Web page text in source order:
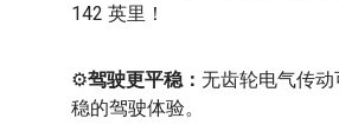
142 英里！
⚙️驾驶更平稳： 无齿轮电气传
稳的驾驶体验。